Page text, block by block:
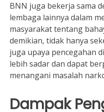
BNN juga bekerja sama
lembaga lainnya dalam
masyarakat tentang
demikian, tidak hanya
juga upaya pencegahan
lebih sadar dan dapat
menangani masalah
Dampak